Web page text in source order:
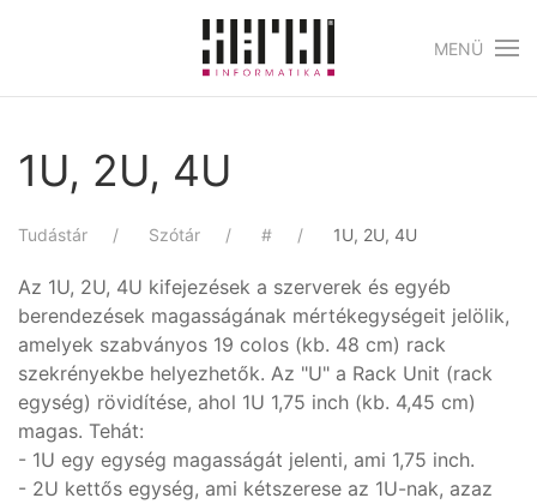
Skip to main content
MENÜ
1U, 2U, 4U
Tudástár Szótár # 1U, 2U, 4U
Az 1U, 2U, 4U kifejezések a szerverek és egyéb
berendezések magasságának mértékegységeit jelölik,
amelyek szabványos 19 colos (kb. 48 cm) rack
szekrényekbe helyezhetők. Az "U" a Rack Unit (rack
egység) rövidítése, ahol 1U 1,75 inch (kb. 4,45 cm)
magas. Tehát:
- 1U egy egység magasságát jelenti, ami 1,75 inch.
- 2U kettős egység, ami kétszerese az 1U-nak, azaz